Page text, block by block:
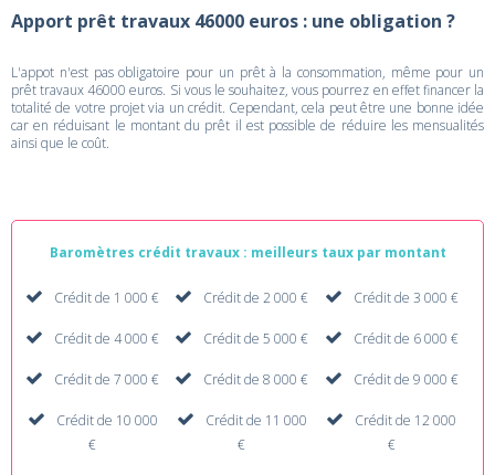
Apport prêt travaux 46000 euros : une obligation ?
L'appot n'est pas obligatoire pour un prêt à la consommation, même pour un
prêt travaux 46000 euros. Si vous le souhaitez, vous pourrez en effet financer la
totalité de votre projet via un crédit. Cependant, cela peut être une bonne idée
car en réduisant le montant du prêt il est possible de réduire les mensualités
ainsi que le coût.
Baromètres crédit travaux : meilleurs taux par montant
Crédit de 1 000 € Crédit de 2 000 € Crédit de 3 000 €
Crédit de 4 000 € Crédit de 5 000 € Crédit de 6 000 €
Crédit de 7 000 € Crédit de 8 000 € Crédit de 9 000 €
Crédit de 10 000
€
Crédit de 11 000
€
Crédit de 12 000
€